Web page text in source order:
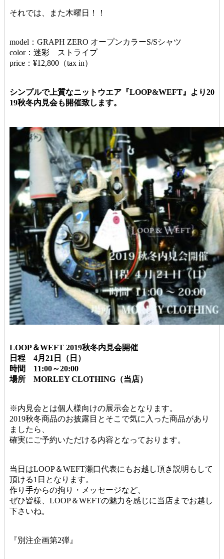
それでは、また木曜日！！
model：GRAPH ZERO オープンカラーS/Sシャツ
color：迷彩 ストライプ
price：¥12,800（tax in）
シンプルで上質なニットウエア『LOOP&WEFT』より20
19秋冬内見会も開催致します。
LOOP＆WEFT 2019秋冬内見会開催
日程 4月21日（日）
時間 11:00～20:00
場所 MORLEY CLOTHING（当店）
※内見会とは個人様向けの展示会となります。
2019秋冬商品のお披露目とそこで気に入った商品があり
ましたら、
確実にご予約いただける内容となっております。
当日はLOOP＆WEFT瀬口代表にもお越し頂き説明もして
頂ける1日となります。
作り手からの拘り・メッセージなど、
ぜひ皆様、LOOP＆WEFTの魅力を感じに当店までお越し
下さいね。
『別注企画第2弾』